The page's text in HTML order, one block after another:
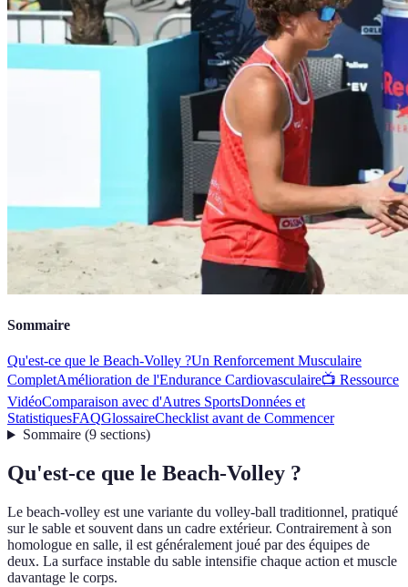
Sommaire
Qu'est-ce que le Beach-Volley ?Un Renforcement Musculaire
CompletAmélioration de l'Endurance Cardiovasculaire📺 Ressource
VidéoComparaison avec d'Autres SportsDonnées et
StatistiquesFAQGlossaireChecklist avant de Commencer
Sommaire(9 sections)
Qu'est-ce que le Beach-Volley ?
Le beach-volley est une variante du volley-ball traditionnel, pratiqué
sur le sable et souvent dans un cadre extérieur. Contrairement à son
homologue en salle, il est généralement joué par des équipes de
deux. La surface instable du sable intensifie chaque action et muscle
davantage le corps.